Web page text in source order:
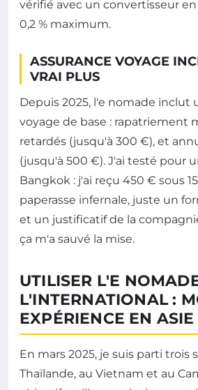
vérifié avec un convertisseur
0,2 % maximum.
ASSURANCE VOYAGE
VRAI PLUS
Depuis 2025, l'e nomade inclut
voyage de base : rapatriement
retardés (jusqu'à 300 €), et
(jusqu'à 500 €). J'ai testé pour
Bangkok : j'ai reçu 450 € sous
paperasse infernale, juste un
et un justificatif de la
ça m'a sauvé la mise.
UTILISER L'E
L'INTERNATIONAL :
EXPÉRIENCE EN ASIE
En mars 2025, je suis parti trois
Thaïlande, au Vietnam et au